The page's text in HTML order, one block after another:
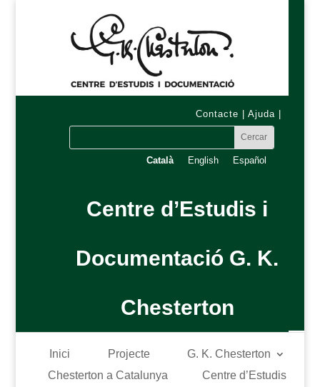
Contacte | Ajuda |
Català English Español
Centre d’Estudis i
Documentació G. K.
Chesterton
Inici Projecte
G. K. Chesterton
Chesterton a Catalunya
Centre d’Estudis